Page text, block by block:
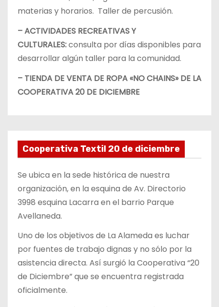
materias y horarios. Taller de percusión.
– ACTIVIDADES RECREATIVAS Y
CULTURALES:consulta por días disponibles para
desarrollar algún taller para la comunidad.
– TIENDA DE VENTA DE ROPA «NO CHAINS» DE LA
COOPERATIVA 20 DE DICIEMBRE
Cooperativa Textil 20 de diciembre
Se ubica en la sede histórica de nuestra
organización, en la esquina de Av. Directorio
3998 esquina Lacarra en el barrio Parque
Avellaneda.
Uno de los objetivos de La Alameda es luchar
por fuentes de trabajo dignas y no sólo por la
asistencia directa. Así surgió la Cooperativa “20
de Diciembre” que se encuentra registrada
oficialmente.